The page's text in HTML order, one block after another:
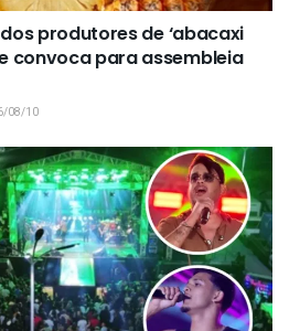
produtores de ‘abacaxi
convoca para assembleia
08/10